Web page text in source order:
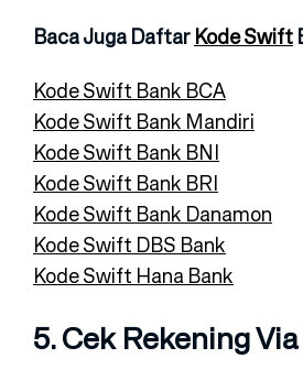
Baca Juga DaftarKode Swift
Kode Swift Bank BCA
Kode Swift Bank Mandiri
Kode Swift Bank BNI
Kode Swift Bank BRI
Kode Swift Bank Danamon
Kode Swift DBS Bank
Kode Swift Hana Bank
5. Cek Rekening